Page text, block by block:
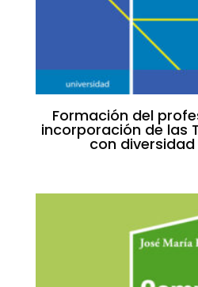
Formación del
incorporación de las
con